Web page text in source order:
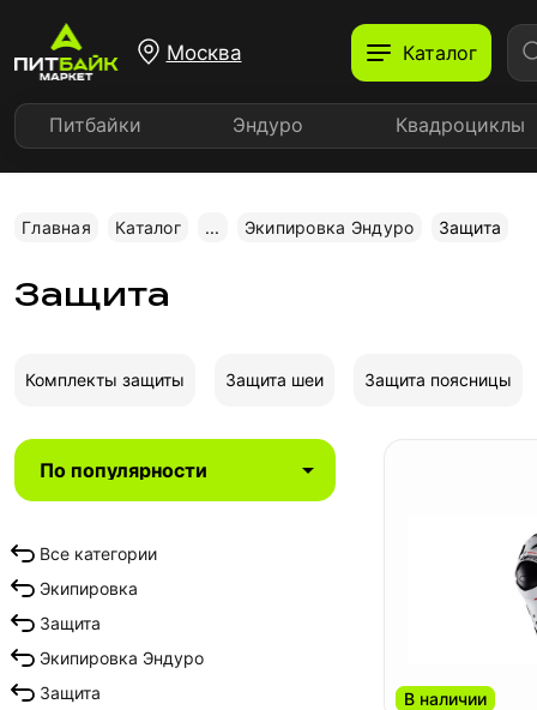
Москва Каталог
Питбайки Эндуро Квадроциклы
Главная Каталог ... Экипировка Эндуро Защита
Защита
Комплекты защиты Защита шеи Защита поясницы
Все категории
Экипировка
Защита
Экипировка Эндуро
Защита
В наличии